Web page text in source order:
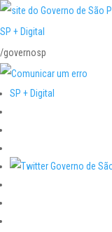
SP + Digital
/governosp
SP + Digital